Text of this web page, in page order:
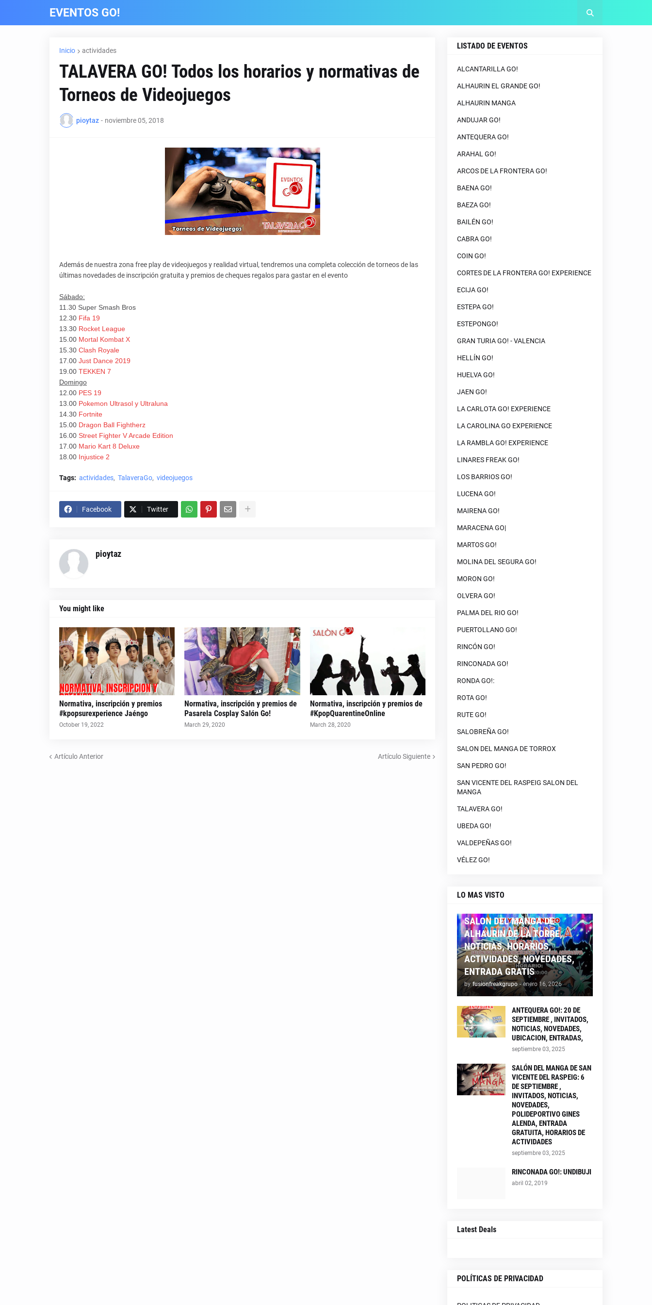
EVENTOS GO!
Inicio actividades
TALAVERA GO! Todos los horarios y normativas de
Torneos de Videojuegos
pioytaz - noviembre 05, 2018
Además de nuestra zona free play de videojuegos y realidad virtual, tendremos una completa colección de torneos de las
últimas novedades de inscripción gratuita y premios de cheques regalos para gastar en el evento
Sábado:
11.30 Super Smash Bros
12.30 Fifa 19
13.30 Rocket League
15.00 Mortal Kombat X
15.30 Clash Royale
17.00 Just Dance 2019
19.00 TEKKEN 7
Domingo
12.00 PES 19
13.00 Pokemon Ultrasol y Ultraluna
14.30 Fortnite
15.00 Dragon Ball Fightherz
16.00 Street Fighter V Arcade Edition
17.00 Mario Kart 8 Deluxe
18.00 Injustice 2
Tags: actividades TalaveraGo videojuegos
Facebook Twitter
pioytaz
You might like
Normativa, inscripción y premios
#kpopsurexperience Jaéngo
October 19, 2022
Normativa, inscripción y premios de
Pasarela Cosplay Salón Go!
March 29, 2020
Normativa, inscripción y premios de
#KpopQuarentineOnline
March 28, 2020
Artículo Anterior Artículo Siguiente
LISTADO DE EVENTOS
ALCANTARILLA GO!
ALHAURIN EL GRANDE GO!
ALHAURIN MANGA
ANDUJAR GO!
ANTEQUERA GO!
ARAHAL GO!
ARCOS DE LA FRONTERA GO!
BAENA GO!
BAEZA GO!
BAILÉN GO!
CABRA GO!
COIN GO!
CORTES DE LA FRONTERA GO! EXPERIENCE
ECIJA GO!
ESTEPA GO!
ESTEPONGO!
GRAN TURIA GO! - VALENCIA
HELLÍN GO!
HUELVA GO!
JAEN GO!
LA CARLOTA GO! EXPERIENCE
LA CAROLINA GO EXPERIENCE
LA RAMBLA GO! EXPERIENCE
LINARES FREAK GO!
LOS BARRIOS GO!
LUCENA GO!
MAIRENA GO!
MARACENA GO|
MARTOS GO!
MOLINA DEL SEGURA GO!
MORON GO!
OLVERA GO!
PALMA DEL RIO GO!
PUERTOLLANO GO!
RINCÓN GO!
RINCONADA GO!
RONDA GO!:
ROTA GO!
RUTE GO!
SALOBREÑA GO!
SALON DEL MANGA DE TORROX
SAN PEDRO GO!
SAN VICENTE DEL RASPEIG SALON DEL
MANGA
TALAVERA GO!
UBEDA GO!
VALDEPEÑAS GO!
VÉLEZ GO!
LO MAS VISTO
SALON DEL MANGA DE
ALHAURIN DE LA TORRE,
NOTICIAS, HORARIOS,
ACTIVIDADES, NOVEDADES,
ENTRADA GRATIS
by fusionfreakgrupo - enero 16, 2026
ANTEQUERA GO!: 20 DE
SEPTIEMBRE , INVITADOS,
NOTICIAS, NOVEDADES,
UBICACION, ENTRADAS,
septiembre 03, 2025
SALÓN DEL MANGA DE SAN
VICENTE DEL RASPEIG: 6
DE SEPTIEMBRE ,
INVITADOS, NOTICIAS,
NOVEDADES,
POLIDEPORTIVO GINES
ALENDA, ENTRADA
GRATUITA, HORARIOS DE
ACTIVIDADES
septiembre 03, 2025
RINCONADA GO!: UNDIBUJI
abril 02, 2019
Latest Deals
POLÍTICAS DE PRIVACIDAD